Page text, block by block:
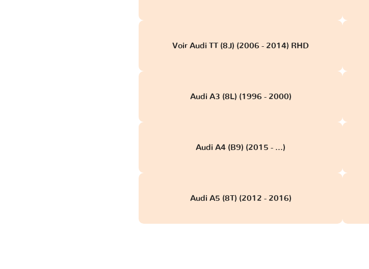
Voir Audi TT (8J) (2006 - 2014) RHD
Audi A3 (8L) (1996 - 2000)
Audi A4 (B9) (2015 - ...)
Audi A5 (8T) (2012 - 2016)